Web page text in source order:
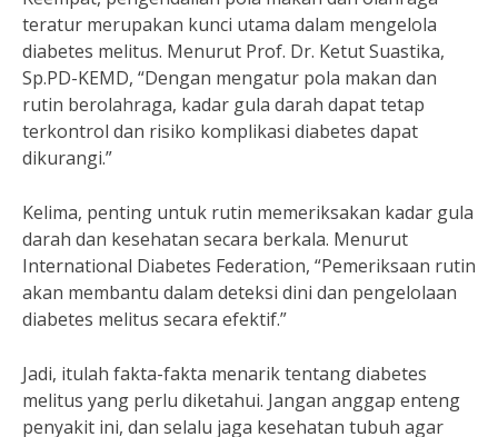
teratur merupakan kunci utama dalam mengelola
diabetes melitus. Menurut Prof. Dr. Ketut Suastika,
Sp.PD-KEMD, “Dengan mengatur pola makan dan
rutin berolahraga, kadar gula darah dapat tetap
terkontrol dan risiko komplikasi diabetes dapat
dikurangi.”
Kelima, penting untuk rutin memeriksakan kadar gula
darah dan kesehatan secara berkala. Menurut
International Diabetes Federation, “Pemeriksaan rutin
akan membantu dalam deteksi dini dan pengelolaan
diabetes melitus secara efektif.”
Jadi, itulah fakta-fakta menarik tentang diabetes
melitus yang perlu diketahui. Jangan anggap enteng
penyakit ini, dan selalu jaga kesehatan tubuh agar